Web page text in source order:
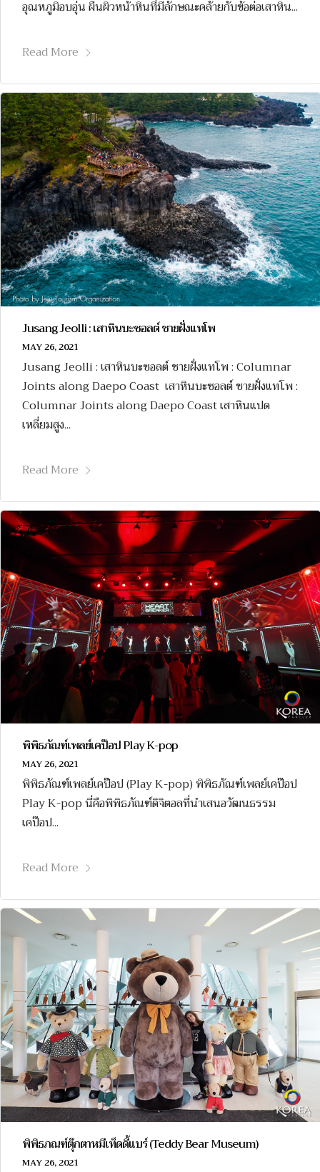
อุณหภูมิอบอุ่น ผืนผิวหน้าหินที่มีลักษณะคล้ายกับข้อต่อเสาหิน...
Read More
Jusang Jeolli : เสาหินบะซอลต์ ชายฝั่งแทโพ
MAY 26, 2021
Jusang Jeolli : เสาหินบะซอลต์ ชายฝั่งแทโพ : Columnar
Joints along Daepo Coast เสาหินบะซอลต์ ชายฝั่งแทโพ :
Columnar Joints along Daepo Coast เสาหินแปด
เหลี่ยมสูง...
Read More
พิพิธภัณฑ์เพลย์เคป๊อป Play K-pop
MAY 26, 2021
พิพิธภัณฑ์เพลย์เคป๊อป (Play K-pop) พิพิธภัณฑ์เพลย์เคป๊อป
Play K-pop นี่คือพิพิธภัณฑ์ดิจิตอลที่นำเสนอวัฒนธรรม
เคป๊อป...
Read More
พิพิธภณฑ์ตุ๊กตาหมีเท็ดดี้แบร์ (Teddy Bear Museum)
MAY 26, 2021